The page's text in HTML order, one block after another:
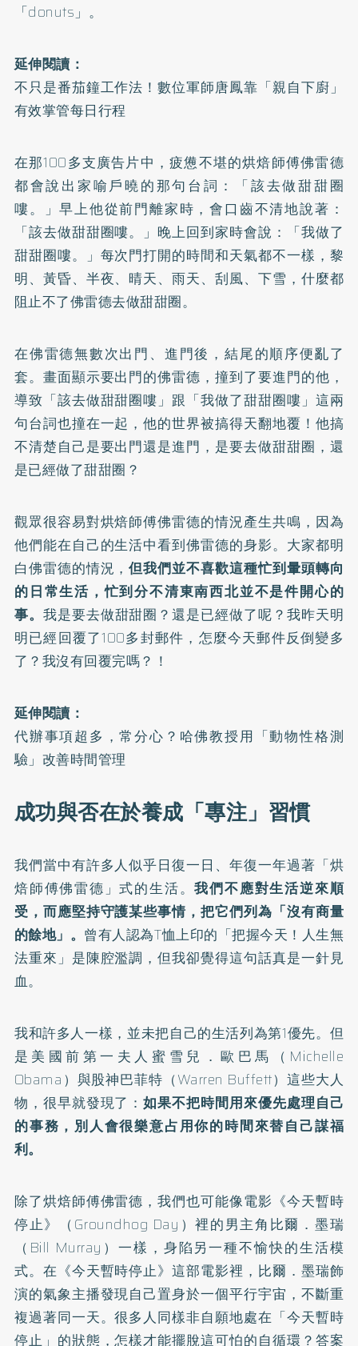
「donuts」。
延伸閱讀：
不只是番茄鐘工作法！數位軍師唐鳳靠「親自下廚」
有效掌管每日行程
在那100多支廣告片中，疲憊不堪的烘焙師傅佛雷德
都會說出家喻戶曉的那句台詞：「該去做甜甜圈
嘍。」早上他從前門離家時，會口齒不清地說著：
「該去做甜甜圈嘍。」晚上回到家時會說：「我做了
甜甜圈嘍。」每次門打開的時間和天氣都不一樣，黎
明、黃昏、半夜、晴天、雨天、刮風、下雪，什麼都
阻止不了佛雷德去做甜甜圈。
在佛雷德無數次出門、進門後，結尾的順序便亂了
套。畫面顯示要出門的佛雷德，撞到了要進門的他，
導致「該去做甜甜圈嘍」跟「我做了甜甜圈嘍」這兩
句台詞也撞在一起，他的世界被搞得天翻地覆！他搞
不清楚自己是要出門還是進門，是要去做甜甜圈，還
是已經做了甜甜圈？
觀眾很容易對烘焙師傅佛雷德的情況產生共鳴，因為
他們能在自己的生活中看到佛雷德的身影。大家都明
白佛雷德的情況，但我們並不喜歡這種忙到暈頭轉向
的日常生活，忙到分不清東南西北並不是件開心的
事。 我是要去做甜甜圈？還是已經做了呢？我昨天明
明已經回覆了100多封郵件，怎麼今天郵件反倒變多
了？我沒有回覆完嗎？！
延伸閱讀：
代辦事項超多，常分心？哈佛教授用「動物性格測
驗」改善時間管理
成功與否在於養成「專注」習慣
我們當中有許多人似乎日復一日、年復一年過著「烘
焙師傅佛雷德」式的生活。我們不應對生活逆來順
受，而應堅持守護某些事情，把它們列為「沒有商量
的餘地」。 曾有人認為T恤上印的「把握今天！人生無
法重來」是陳腔濫調，但我卻覺得這句話真是一針見
血。
我和許多人一樣，並未把自己的生活列為第1優先。但
是美國前第一夫人蜜雪兒．歐巴馬（Michelle
Obama）與股神巴菲特（Warren Buffett）這些大人
物，很早就發現了：如果不把時間用來優先處理自己
的事務，別人會很樂意占用你的時間來替自己謀福
利。
除了烘焙師傅佛雷德，我們也可能像電影《今天暫時
停止》（Groundhog Day）裡的男主角比爾．墨瑞
（Bill Murray）一樣，身陷另一種不愉快的生活模
式。在《今天暫時停止》這部電影裡，比爾．墨瑞飾
演的氣象主播發現自己置身於一個平行宇宙，不斷重
複過著同一天。很多人同樣非自願地處在「今天暫時
停止」的狀態，怎樣才能擺脫這可怕的自循環？答案